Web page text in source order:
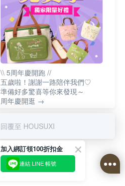
\\ 5周年慶開跑 //
五歲啦！謝謝一路陪伴我們♡
準備好多驚喜等你來發現～
周年慶開逛 →
回覆至 HOUSUXI
加入綁訂領100折扣金
連結 LINE 帳號